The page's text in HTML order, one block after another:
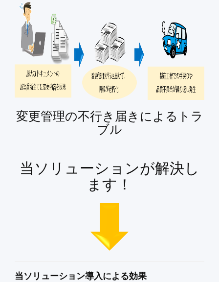
変更管理の不行き届きによるトラ
ブル
当ソリューションが解決し
ます！
当ソリューション導入による効果